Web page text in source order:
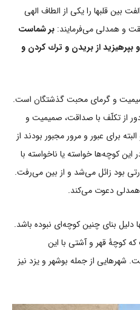
بین قلب‏ها را یکی از الطاف الهی
و همدلی می‌فرمایند: بر شماست
از بریدن و ترك كردن و
و گرمای محبت گذشتگان است.
از تکلّف با صداقت، صمیمیت و
برای عبور و مرور مجبور بودند از
کوچه‌ها خواسته یا ناخواسته با
بود زائل می‌شد و از بین می‌رفت.
دعوت می‌کند.
بنای چنین کوچه‌ای نبوده باشد.
کوچۀ قهر و آشتی با این
از جمله بوشهر و یزد نیز